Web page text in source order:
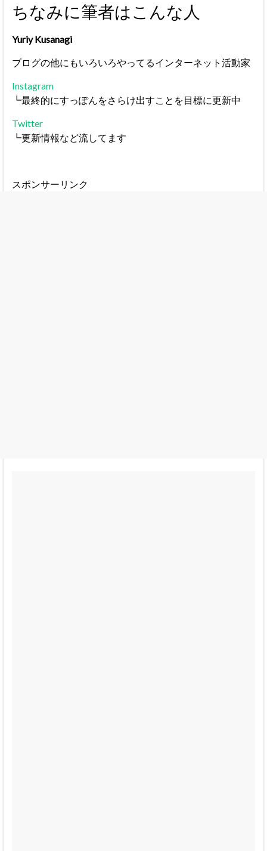
ちなみに筆者はこんな人
Yuriy Kusanagi
ブログの他にもいろいろやってるインターネット活動家
Instagram
┗最終的にすっぽんをさらけ出すことを目標に更新中
Twitter
┗更新情報など流してます
スポンサーリンク